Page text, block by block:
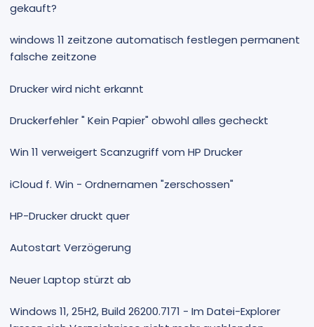
gekauft?
windows 11 zeitzone automatisch festlegen permanent
falsche zeitzone
Drucker wird nicht erkannt
Druckerfehler " Kein Papier" obwohl alles gecheckt
Win 11 verweigert Scanzugriff vom HP Drucker
iCloud f. Win - Ordnernamen "zerschossen"
HP-Drucker druckt quer
Autostart Verzögerung
Neuer Laptop stürzt ab
Windows 11, 25H2, Build 26200.7171 - Im Datei-Explorer